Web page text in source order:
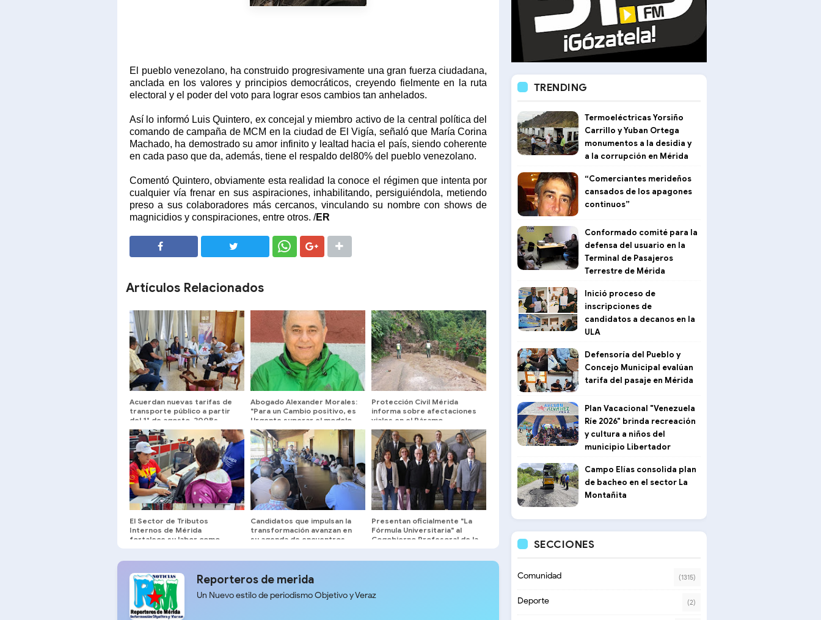
El pueblo venezolano, ha construido progresivamente una gran fuerza ciudadana,
anclada en los valores y principios democráticos, creyendo fielmente en la ruta
electoral y el poder del voto para lograr esos cambios tan anhelados.
Así lo informó Luis Quintero, ex concejal y miembro activo de la central política del
comando de campaña de MCM en la ciudad de El Vigía, señaló que María Corina
Machado, ha demostrado su amor infinito y lealtad hacia el país, siendo coherente
en cada paso que da, además, tiene el respaldo del80% del pueblo venezolano.
Comentó Quintero, obviamente esta realidad la conoce el régimen que intenta por
cualquier vía frenar en sus aspiraciones, inhabilitando, persiguiéndola, metiendo
preso a sus colaboradores más cercanos, vinculando su nombre con shows de
magnicidios y conspiraciones, entre otros. /ER
Artículos Relacionados
Acuerdan nuevas tarifas de
transporte público a partir
del 1° de agosto, 200Bs
Urbano, 230Bs intermedio y
260Bs largo
Abogado Alexander Morales:
"Para un Cambio positivo, es
Urgente superar el modelo
Centralizado del Estado
Comunal"
Protección Civil Mérida
informa sobre afectaciones
viales en el Páramo
El Sector de Tributos
Internos de Mérida
fortalece su labor como
Candidatos que impulsan la
transformación avanzan en
su agenda de encuentros
Presentan oficialmente "La
Fórmula Universitaria" al
Cogobierno Profesoral de la
Reporteros de merida
Un Nuevo estilo de periodismo Objetivo y Veraz
TRENDING
Termoeléctricas Yorsiño
Carrillo y Yuban Ortega
monumentos a la desidia y
a la corrupción en Mérida
“Comerciantes merideños
cansados de los apagones
continuos”
Conformado comité para la
defensa del usuario en la
Terminal de Pasajeros
Terrestre de Mérida
Inició proceso de
inscripciones de
candidatos a decanos en la
ULA
Defensoría del Pueblo y
Concejo Municipal evalúan
tarifa del pasaje en Mérida
Plan Vacacional "Venezuela
Ríe 2026" brinda recreación
y cultura a niños del
municipio Libertador
Campo Elías consolida plan
de bacheo en el sector La
Montañita
SECCIONES
Comunidad (1315)
Deporte (2)